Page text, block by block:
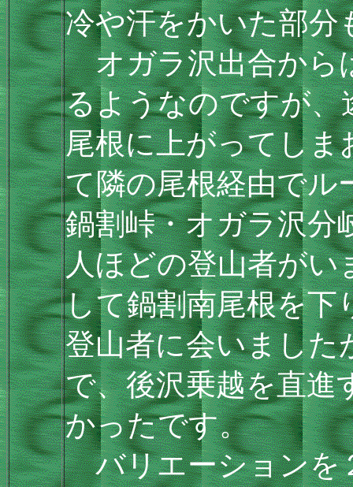
冷や汗をかいた部分
オガラ沢出合から
るようなのですが
尾根に上がってしま
て隣の尾根経由でル
鍋割峠・オガラ沢分
人ほどの登山者がい
して鍋割南尾根を下
登山者に会いました
で、後沢乗越を直進
かったです。
バリエーションを